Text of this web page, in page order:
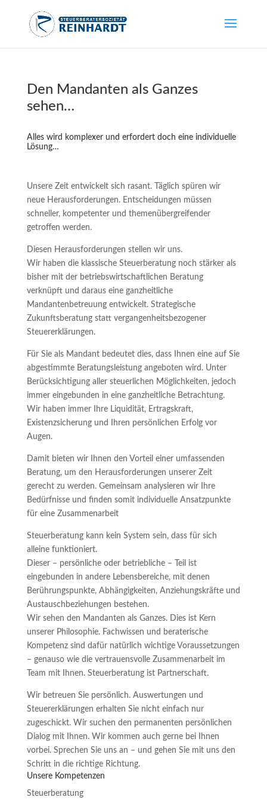
Den Mandanten als Ganzes
sehen…
Alles wird komplexer und erfordert doch eine individuelle
Lösung…
Unsere Zeit entwickelt sich rasant. Täglich spüren wir
neue Herausforderungen. Entscheidungen müssen
schneller, kompetenter und themenübergreifender
getroffen werden.
Diesen Herausforderungen stellen wir uns.
Wir haben die klassische Steuerberatung noch stärker als
bisher mit der betriebswirtschaftlichen Beratung
verknüpft und daraus eine ganzheitliche
Mandantenbetreuung entwickelt. Strategische
Zukunftsberatung statt vergangenheitsbezogener
Steuererklärungen.
Für Sie als Mandant bedeutet dies, dass Ihnen eine auf Sie
abgestimmte Beratungsleistung angeboten wird. Unter
Berücksichtigung aller steuerlichen Möglichkeiten, jedoch
immer eingebunden in eine ganzheitliche Betrachtung.
Wir haben immer Ihre Liquidität, Ertragskraft,
Existenzsicherung und Ihren persönlichen Erfolg vor
Augen.
Damit bieten wir Ihnen den Vorteil einer umfassenden
Beratung, um den Herausforderungen unserer Zeit
gerecht zu werden. Gemeinsam analysieren wir Ihre
Bedürfnisse und finden somit individuelle Ansatzpunkte
für eine Zusammenarbeit
Steuerberatung kann kein System sein, dass für sich
alleine funktioniert.
Dieser – persönliche oder betriebliche – Teil ist
eingebunden in andere Lebensbereiche, mit denen
Berührungspunkte, Abhängigkeiten, Anziehungskräfte und
Austauschbeziehungen bestehen.
Wir sehen den Mandanten als Ganzes. Dies ist Kern
unserer Philosophie. Fachwissen und beraterische
Kompetenz sind dafür natürlich wichtige Voraussetzungen
– genauso wie die vertrauensvolle Zusammenarbeit im
Team mit Ihnen. Steuerberatung ist Partnerschaft.
Wir betreuen Sie persönlich. Auswertungen und
Steuererklärungen erhalten Sie nicht einfach nur
zugeschickt. Wir suchen den permanenten persönlichen
Dialog mit Ihnen. Wir kommen auch gerne bei Ihnen
vorbei. Sprechen Sie uns an – und gehen Sie mit uns den
Schritt in die richtige Richtung.
Unsere Kompetenzen
Steuerberatung